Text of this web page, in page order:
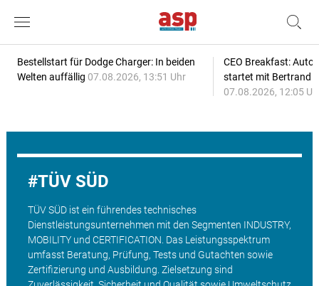
Bestellstart für Dodge Charger: In beiden
Welten auffällig 07.08.2026, 13:51 Uhr
CEO Breakfast:
startet mit Bertrand
07.08.2026, 12:05
TÜV SÜD
TÜV SÜD ist ein führendes technisches
Dienstleistungsunternehmen mit den Segmenten INDUSTRY,
MOBILITY und CERTIFICATION. Das Leistungsspektrum
umfasst Beratung, Prüfung, Tests und Gutachten sowie
Zertifizierung und Ausbildung. Zielsetzung sind